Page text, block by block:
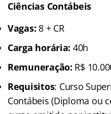
Ciências Contábeis
Vagas: 8 + CR
Carga horária: 40h
Remuneração: R$
Requisitos: Curso
Contábeis (Diploma ou